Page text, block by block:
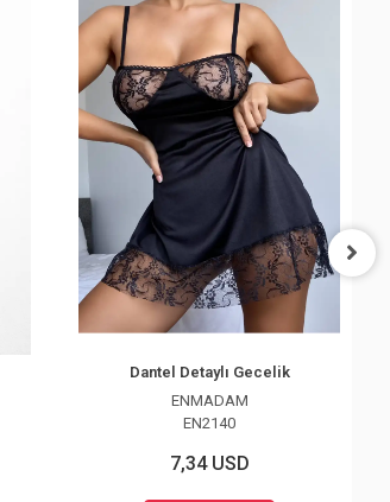
Dantel Detaylı Gecelik
ENMADAM
EN2140
7,34 USD